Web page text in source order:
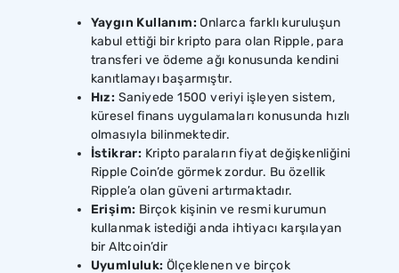
Yaygın Kullanım:Onlarca farklı kuruluşun
kabul ettiği bir kripto para olan Ripple, para
transferi ve ödeme ağı konusunda kendini
kanıtlamayı başarmıştır.
Hız: Saniyede 1500 veriyi işleyen sistem,
küresel finans uygulamaları konusunda hızlı
olmasıyla bilinmektedir.
İstikrar: Kripto paraların fiyat değişkenliğini
Ripple Coin’de görmek zordur. Bu özellik
Ripple’a olan güveni artırmaktadır.
Erişim: Birçok kişinin ve resmi kurumun
kullanmak istediği anda ihtiyacı karşılayan
bir Altcoin’dir
Uyumluluk: Ölçeklenen ve birçok